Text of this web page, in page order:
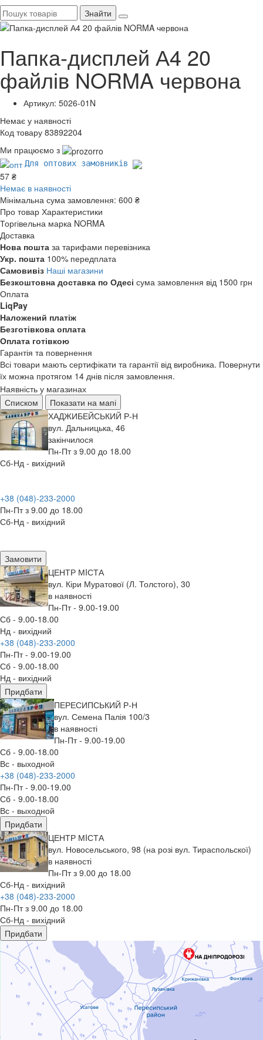
Знайти
Папка-дисплей А4 20
файлів NORMA червона
Артикул: 5026-01N
Немає у наявності
Код товару 83892204
Ми працюємо з
Для оптових замовників
57 ₴
Немає в наявності
Мінімальна сума замовлення: 600 ₴
Про товар Характеристики
Торгівельна марка NORMA
Доставка
Нова пошта за тарифами перевізника
Укр. пошта 100% передплата
Самовивіз Наші магазини
Безкоштовна доставка по Одесі сума замовлення від 1500 грн
Оплата
LiqPay
Наложений платіж
Безготівкова оплата
Оплата готівкою
Гарантія та повернення
Всі товари мають сертифікати та гарантії від виробника. Повернути
їх можна протягом 14 днів після замовлення.
Наявність у магазинах
Списком
Показати на мапі
ХАДЖИБЕЙСЬКИЙ Р-Н
вул. Дальницька, 46
закінчилося
Пн-Пт з 9.00 до 18.00
Сб-Нд - вихідний
+38 (048)-233-2000
Пн-Пт з 9.00 до 18.00
Сб-Нд - вихідний
Замовити
ЦЕНТР МIСТА
вул. Кіри Муратової (Л. Толстого), 30
в наявності
Пн-Пт - 9.00-19.00
Сб - 9.00-18.00
Нд - вихідний
+38 (048)-233-2000
Пн-Пт - 9.00-19.00
Сб - 9.00-18.00
Нд - вихідний
Придбати
ПЕРЕСИПСЬКИЙ Р-Н
вул. Семена Палія 100/3
в наявності
Пн-Пт - 9.00-19.00
Сб - 9.00-18.00
Вс - выходной
+38 (048)-233-2000
Пн-Пт - 9.00-19.00
Сб - 9.00-18.00
Вс - выходной
Придбати
ЦЕНТР МIСТА
вул. Новосельського, 98 (на розі вул. Тираспольскої)
в наявності
Пн-Пт з 9.00 до 18.00
Сб-Нд - вихідний
+38 (048)-233-2000
Пн-Пт з 9.00 до 18.00
Сб-Нд - вихідний
Придбати